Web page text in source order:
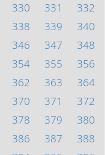
330 331
332
338 339
340
346 347
348
354 355
356
362 363
364
370 371
372
378 379
380
386 387
388